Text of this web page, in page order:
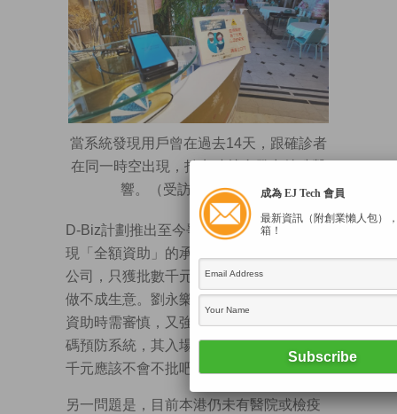
當系統發現用戶曾在過去14天，跟確診者
在同一時空出現，拍卡時就會發出特殊聲
響。（受訪者提供圖片）
D-Biz計劃推出至今爭議不少，被指沒有兌
現「全額資助」的承諾，更有指部分申請
公司，只獲批數千元資助，連累供應商亦
做不成生意。劉永樂表示，理解政府審批
資助時需審慎，又強調安裝iBonus新冠數
碼預防系統，其入場費僅需數千元，「幾
千元應該不會不批吧？」
另一問題是，目前本港仍未有醫院或檢疫
成為 EJ Tech 會員
最新資訊（附創業懶人包）
箱！